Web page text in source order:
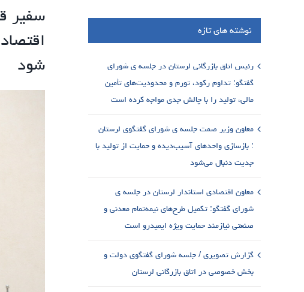
سفیر
شود
نوشته های تازه
رئیس اتاق بازرگانی لرستان در جلسه ی شورای
گفتگو: تداوم رکود، تورم و محدودیت‌های تأمین
مالی، تولید را با چالش جدی مواجه کرده است
معاون وزیر صمت جلسه ی شورای گفتگوی لرستان
: بازسازی واحدهای آسیب‌دیده و حمایت از تولید با
جدیت دنبال می‌شود
معاون اقتصادی استاندار لرستان در جلسه ی
شورای گفتگو: تکمیل طرح‌های نیمه‌تمام معدنی و
صنعتی نیازمند حمایت ویژه ایمیدرو است
گزارش تصویری / جلسه شورای گفتگوی دولت و
بخش خصوصی در اتاق بازرگانی لرستان